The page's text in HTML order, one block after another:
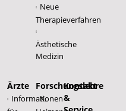
Neue
Therapieverfahren
Ästhetische
Medizin
Ärzte
Informationen
Forschungslehre
K.
Kontakt
&